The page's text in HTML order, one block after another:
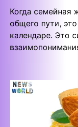
Когда семейная
общего пути,
календаре. Это